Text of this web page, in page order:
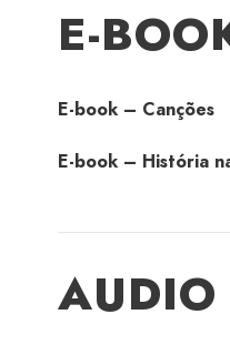
E-
E-book – Canções
E-book – História
AUDIO